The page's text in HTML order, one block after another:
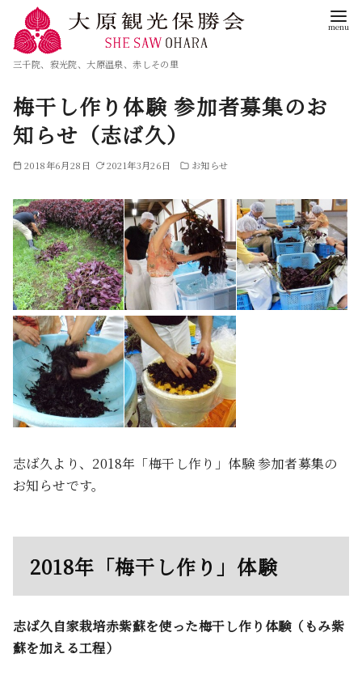
三千院、寂光院、大原温泉、赤しその里
梅干し作り体験 参加者募集のお
知らせ（志ば久）
2018年6月28日 2021年3月26日 お知らせ
志ば久より、2018年「梅干し作り」体験 参加者募集の
お知らせです。
2018年「梅干し作り」体験
志ば久自家栽培赤紫蘇を使った梅干し作り体験（もみ紫
蘇を加える工程）